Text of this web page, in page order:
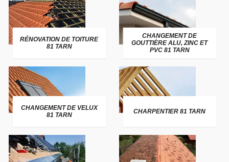
RÉNOVATION DE TOITURE
81 TARN
CHANGEMENT DE
GOUTTIÈRE ALU, ZINC ET
PVC 81 TARN
CHANGEMENT DE VELUX
81 TARN
CHARPENTIER 81 TARN